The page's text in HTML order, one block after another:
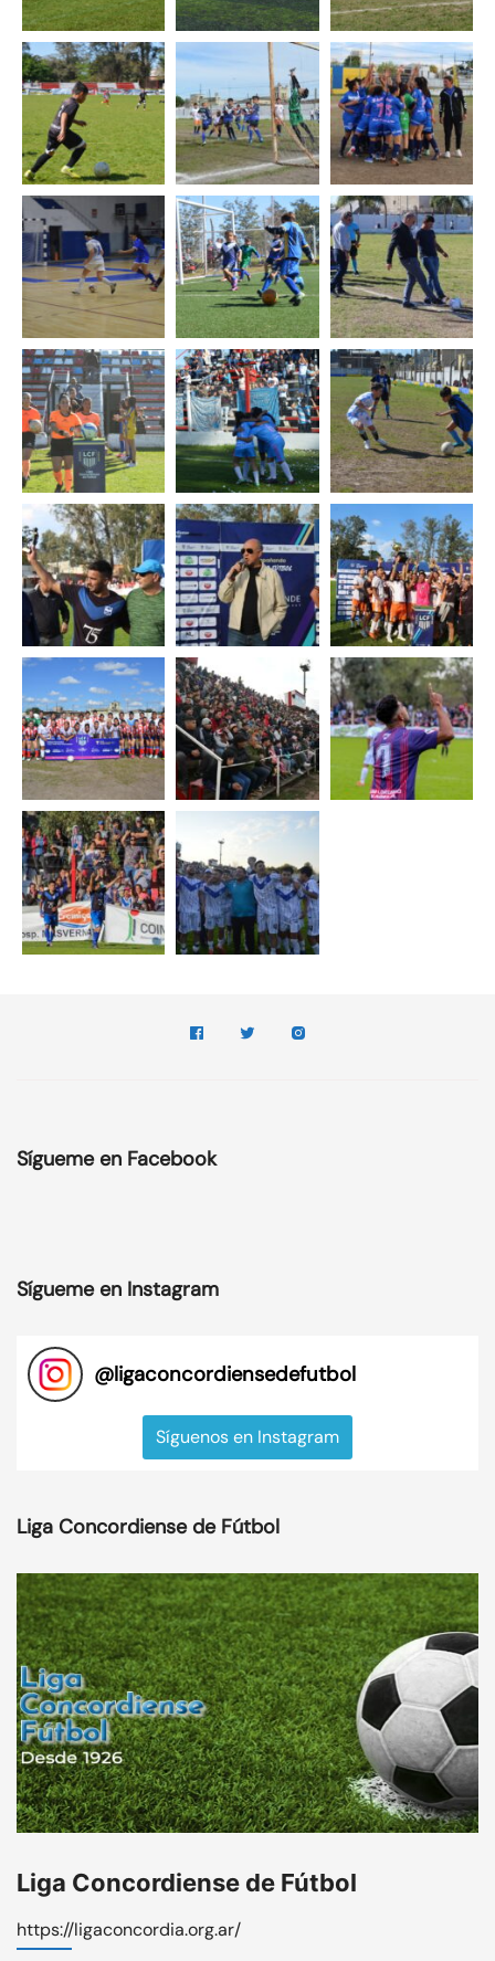
Sígueme en Facebook
Sígueme en Instagram
@ligaconcordiensedefutbol
Síguenos en Instagram
Liga Concordiense de Fútbol
Liga Concordiense de Fútbol
https://ligaconcordia.org.ar/